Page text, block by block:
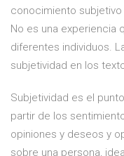
conocimiento
No es una experiencia
diferentes individuos.
subjetividad en los
Subjetividad es el
partir de los
opiniones y deseos y
sobre una persona,